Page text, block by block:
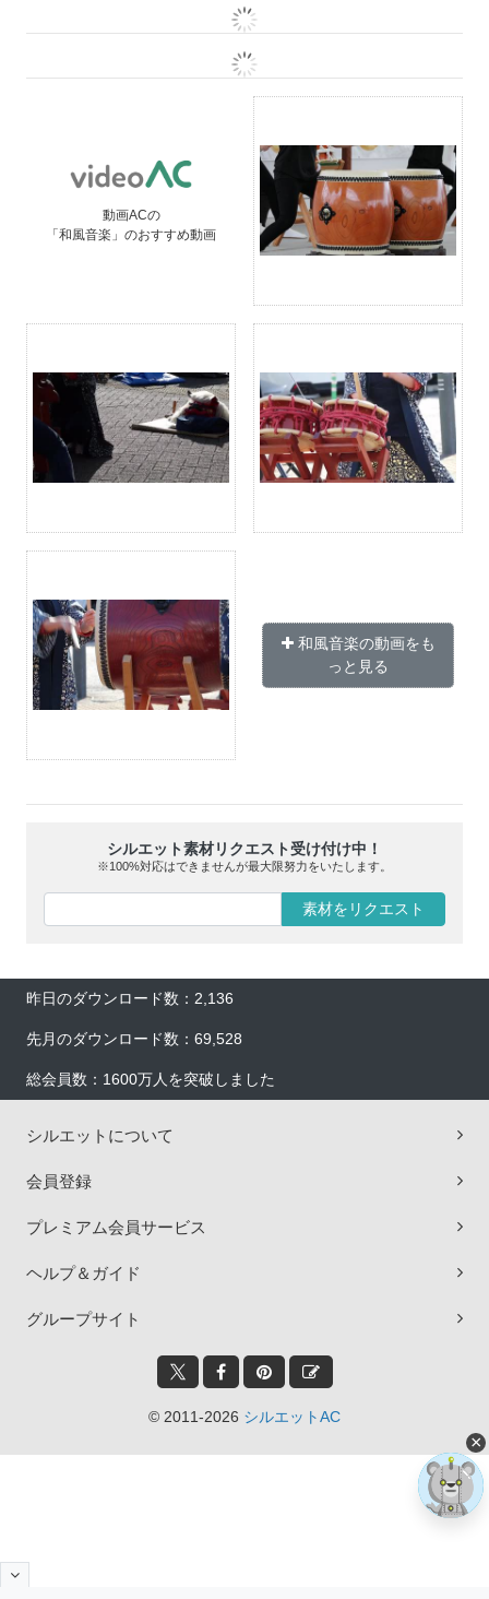
動画ACの
「和風音楽」のおすすめ動画
和風音楽の動画をも
っと見る
シルエット素材リクエスト受け付け中！
※100%対応はできませんが最大限努力をいたします。
素材をリクエスト
昨日のダウンロード数：2,136
先月のダウンロード数：69,528
総会員数：1600万人を突破しました
シルエットについて
会員登録
プレミアム会員サービス
ヘルプ＆ガイド
グループサイト
© 2011-2026 シルエットAC
×